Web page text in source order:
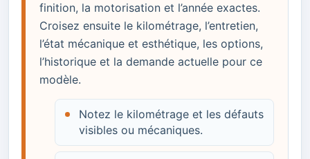
finition, la motorisation et l’année exactes.
Croisez ensuite le kilométrage, l’entretien,
l’état mécanique et esthétique, les options,
l’historique et la demande actuelle pour ce
modèle.
Notez le kilométrage et les défauts
visibles ou mécaniques.